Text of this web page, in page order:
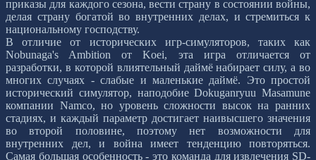
приказы для каждого сезона, вести страну в состоянии войны,
делая страну богатой во внутренних делах, и стремиться к
национальному господству.
В отличие от исторических игр-симуляторов, таких как
Nobunaga's Ambition от Koei, эта игра отличается от
разработки, в которой влиятельный даймё набирает силу, а во
многих случаях - слабые и маленькие даймё. Это простой
исторический симулятор, наподобие Dokuganryuu Masamune
компании Namco, но уровень сложности высок на ранних
стадиях, и каждый параметр достигает наивысшего значения
во второй половине, поэтому нет возможности для
внутренних дел, и война имеет тенденцию повторяться.
Самая большая особенность - это команда для извлечения SD-